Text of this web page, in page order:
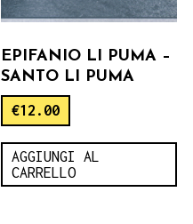
EPIFANIO LI PUMA –
SANTO LI PUMA
€12.00
AGGIUNGI AL
CARRELLO